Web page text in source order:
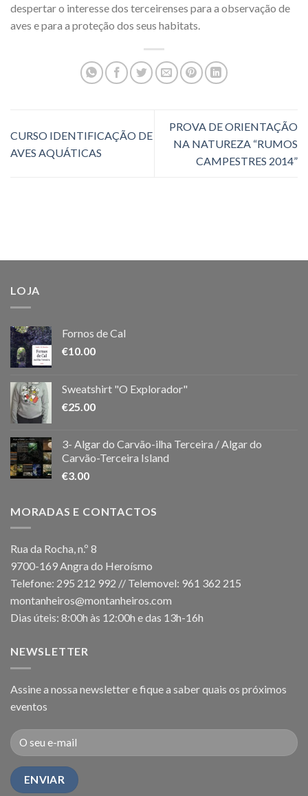
despertar o interesse dos terceirenses para a observação de
aves e para a proteção dos seus habitats.
CURSO IDENTIFICAÇÃO DE
AVES AQUÁTICAS
PROVA DE ORIENTAÇÃO
NA NATUREZA “RUMOS
CAMPESTRES 2014”
LOJA
Fornos de Cal
€10.00
Sweatshirt "O Explorador"
€25.00
3- Algar do Carvão-ilha Terceira / Algar do
Carvão-Terceira Island
€3.00
MORADAS E CONTACTOS
Rua da Rocha, n.º 8
9700-169 Angra do Heroísmo
Telefone: 295 212 992 // Telemovel: 961 362 215
montanheiros@montanheiros.com
Dias úteis: 8:00h às 12:00h e das 13h-16h
NEWSLETTER
Assine a nossa newsletter e fique a saber quais os próximos
eventos